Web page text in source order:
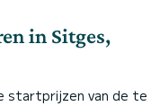
in Sitges,
startprijzen van de te